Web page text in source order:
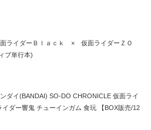
面ライダーＢｌａｃｋ × 仮面ライダーＺＯ
ブ単行本)
ンダイ(BANDAI) SO-DO CHRONICLE 仮面ライ
イダー響鬼 チューインガム 食玩 【BOX販売/12